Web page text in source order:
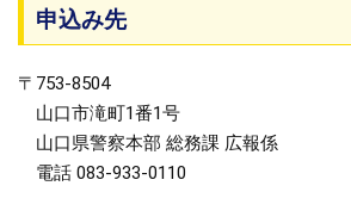
申込み先
〒753-8504
山口市滝町1番1号
山口県警察本部 総務課 広報係
電話 083-933-0110